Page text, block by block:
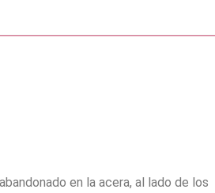
en la acera, al lado de los